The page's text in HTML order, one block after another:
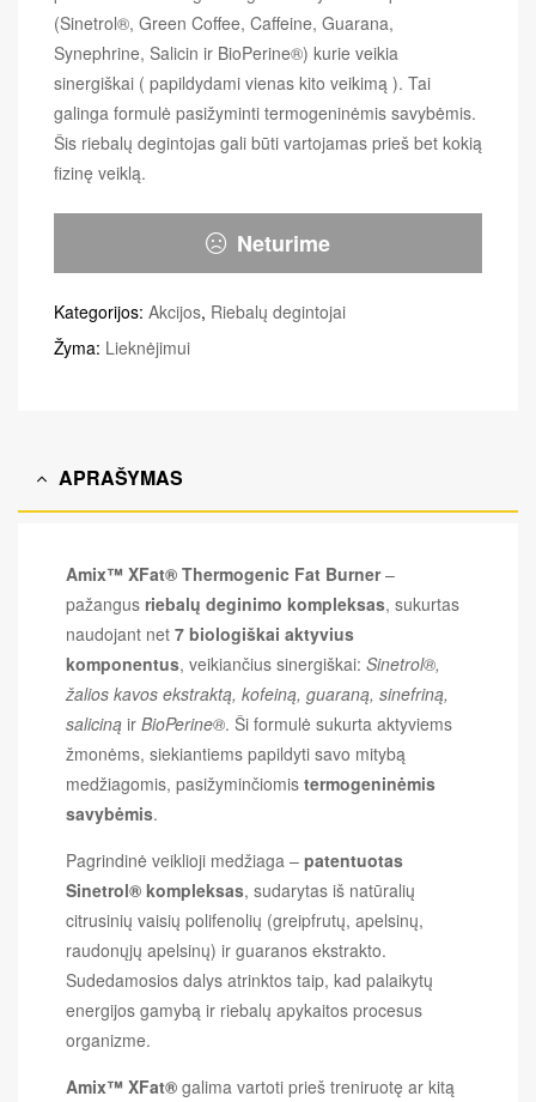
(Sinetrol®, Green Coffee, Caffeine, Guarana,
Synephrine, Salicin ir BioPerine®) kurie veikia
sinergiškai ( papildydami vienas kito veikimą ). Tai
galinga formulė pasižyminti termogeninėmis savybėmis.
Šis riebalų degintojas gali būti vartojamas prieš bet kokią
fizinę veiklą.
Neturime
Kategorijos: Akcijos, Riebalų degintojai
Žyma: Lieknėjimui
APRAŠYMAS
Amix™ XFat® Thermogenic Fat Burner–
pažangus riebalų deginimo kompleksas, sukurtas
naudojant net 7 biologiškai aktyvius
komponentus, veikiančius sinergiškai: Sinetrol®,
žalios kavos ekstraktą, kofeiną, guaraną, sinefriną,
saliciną ir BioPerine®. Ši formulė sukurta aktyviems
žmonėms, siekiantiems papildyti savo mitybą
medžiagomis, pasižyminčiomis termogeninėmis
savybėmis.
Pagrindinė veiklioji medžiaga – patentuotas
Sinetrol® kompleksas, sudarytas iš natūralių
citrusinių vaisių polifenolių (greipfrutų, apelsinų,
raudonųjų apelsinų) ir guaranos ekstrakto.
Sudedamosios dalys atrinktos taip, kad palaikytų
energijos gamybą ir riebalų apykaitos procesus
organizme.
Amix™ XFat® galima vartoti prieš treniruotę ar kitą